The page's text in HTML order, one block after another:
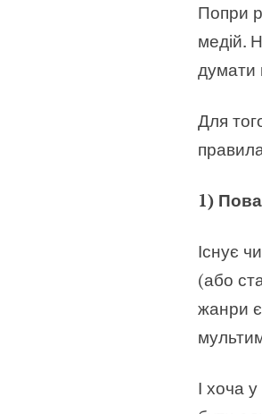
Попри
медій.
думати
Для
1)
Існує
(або
жанри є
І хоча